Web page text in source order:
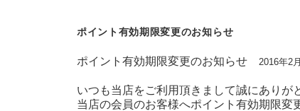
ポイント有効期限変更のお知らせ
ポイント有効期限変更のお知らせ 2016年2
いつも当店をご利用頂きまして誠にありが
当店の会員のお客様へポイント有効期限変